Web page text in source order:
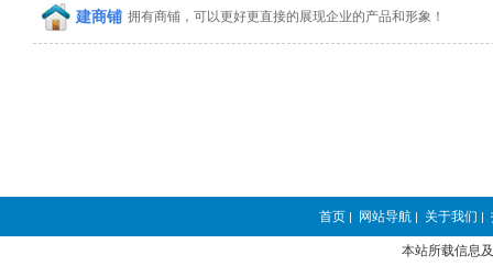
建商铺 拥有商铺，可以更好更直接的展现企业的产品和形象！
首页 | 网站导航 | 关于我们 |
本站所载信息